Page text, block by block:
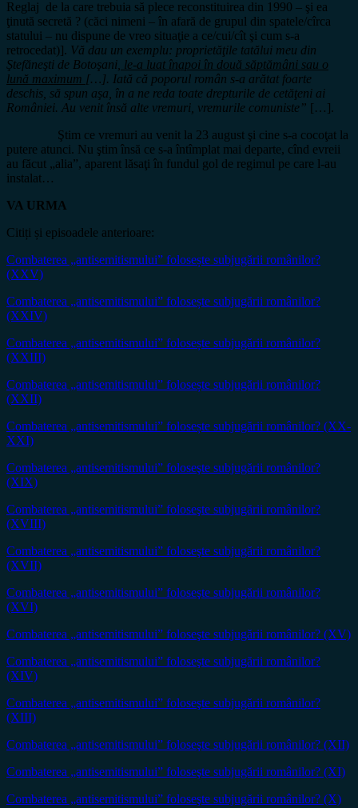
Reglaj de la care trebuia să plece reconstituirea din 1990 – şi ea
ţinută secretă ? (căci nimeni – în afară de grupul din spatele/cîrca
statului – nu dispune de vreo situaţie a ce/cui/cît şi cum s-a
retrocedat)]. Vă dau un exemplu: proprietăţile tatălui meu din
Ştefăneşti de Botoşani, le-a luat înapoi în două săptămâni sau o
lună maximum […]. Iată că poporul român s-a arătat foarte
deschis, să spun aşa, în a ne reda toate drepturile de cetăţeni ai
României. Au venit însă alte vremuri, vremurile comuniste” […].
Ştim ce vremuri au venit la 23 august şi cine s-a cocoţat la
putere atunci. Nu ştim însă ce s-a întîmplat mai departe, cînd evreii
au făcut „alia”, aparent lăsaţi în fundul gol de regimul pe care l-au
instalat…
VA URMA
Citiți și episoadele anterioare:
Combaterea „antisemitismului” folosește subjugării românilor?
(XXV)
Combaterea „antisemitismului” folosește subjugării românilor?
(XXIV)
Combaterea „antisemitismului” folosește subjugării românilor?
(XXIII)
Combaterea „antisemitismului” folosește subjugării românilor?
(XXII)
Combaterea „antisemitismului” folosește subjugării românilor? (XX-
XXI)
Combaterea „antisemitismului” foloseşte subjugării românilor?
(XIX)
Combaterea „antisemitismului” foloseşte subjugării românilor?
(XVIII)
Combaterea „antisemitismului” foloseşte subjugării românilor?
(XVII)
Combaterea „antisemitismului” foloseşte subjugării românilor?
(XVI)
Combaterea „antisemitismului” foloseşte subjugării românilor? (XV)
Combaterea „antisemitismului” foloseşte subjugării românilor?
(XIV)
Combaterea „antisemitismului” foloseşte subjugării românilor?
(XIII)
Combaterea „antisemitismului” foloseşte subjugării românilor? (XII)
Combaterea „antisemitismului” foloseşte subjugării românilor? (XI)
Combaterea „antisemitismului” foloseşte subjugării românilor? (X)